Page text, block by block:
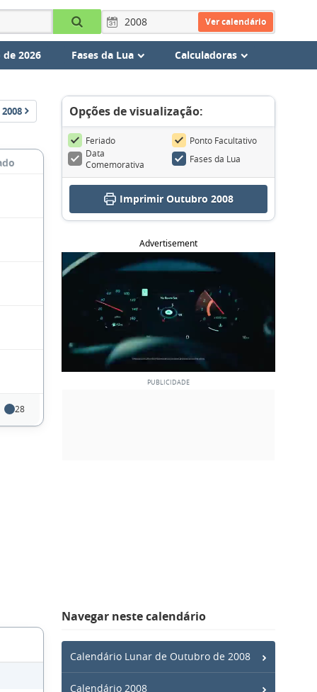
Ver calendário
2026 Fases da Lua Calculadoras
2008
28
Opções de visualização:
Feriado
Ponto Facultativo
Data
Comemorativa
Fases da Lua
Imprimir Outubro 2008
Advertisement
Navegar neste calendário
Calendário Lunar de Outubro de 2008
Calendário 2008